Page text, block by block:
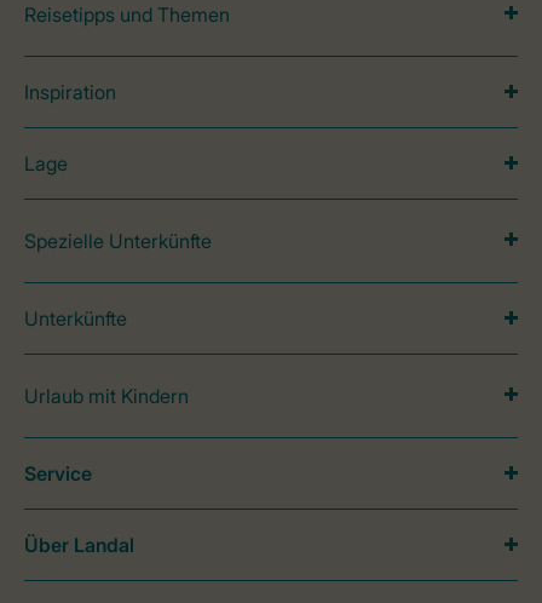
Reisetipps und Themen
Inspiration
Lage
Spezielle Unterkünfte
Unterkünfte
Urlaub mit Kindern
Service
Über Landal